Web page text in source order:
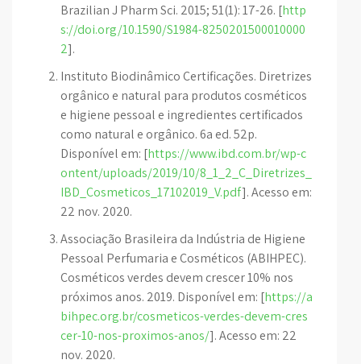
Brazilian J Pharm Sci. 2015; 51(1): 17-26. [http
s://doi.org/10.1590/S1984-8250201500010000
2].
Instituto Biodinâmico Certificações. Diretrizes
orgânico e natural para produtos cosméticos
e higiene pessoal e ingredientes certificados
como natural e orgânico. 6a ed. 52p.
Disponível em: [https://www.ibd.com.br/wp-c
ontent/uploads/2019/10/8_1_2_C_Diretrizes_
IBD_Cosmeticos_17102019_V.pdf]. Acesso em:
22 nov. 2020.
Associação Brasileira da Indústria de Higiene
Pessoal Perfumaria e Cosméticos (ABIHPEC).
Cosméticos verdes devem crescer 10% nos
próximos anos. 2019. Disponível em: [https://a
bihpec.org.br/cosmeticos-verdes-devem-cres
cer-10-nos-proximos-anos/]. Acesso em: 22
nov. 2020.